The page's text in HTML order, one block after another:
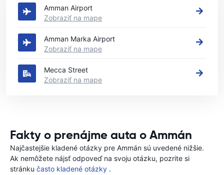
Amman Airport
Zobraziť na mape
Amman Marka Airport
Zobraziť na mape
Mecca Street
Zobraziť na mape
Fakty o prenájme auta o Ammán
Najčastejšie kladené otázky pre Ammán sú uvedené nižšie.
Ak nemôžete nájsť odpoveď na svoju otázku, pozrite si
stránku často kladené otázky .